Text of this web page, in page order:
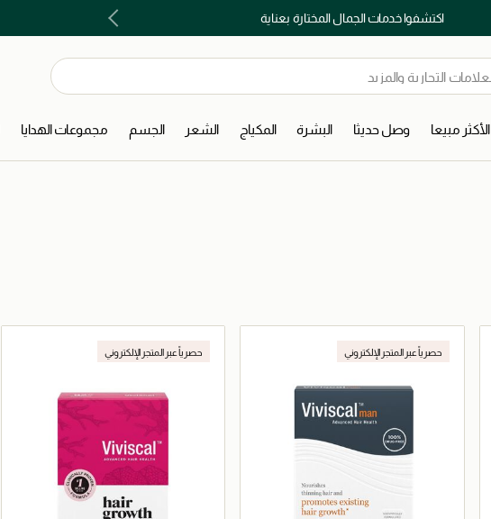
اكتشفوا خدمات الجمال المختارة بعناية
الأكثر مبيعا وصل حديثا البشرة المكياج الشعر الجسم مجموعات الهدايا
حصرياً عبر المتجر الإلكتروني حصرياً عبر المتجر الإلكتروني